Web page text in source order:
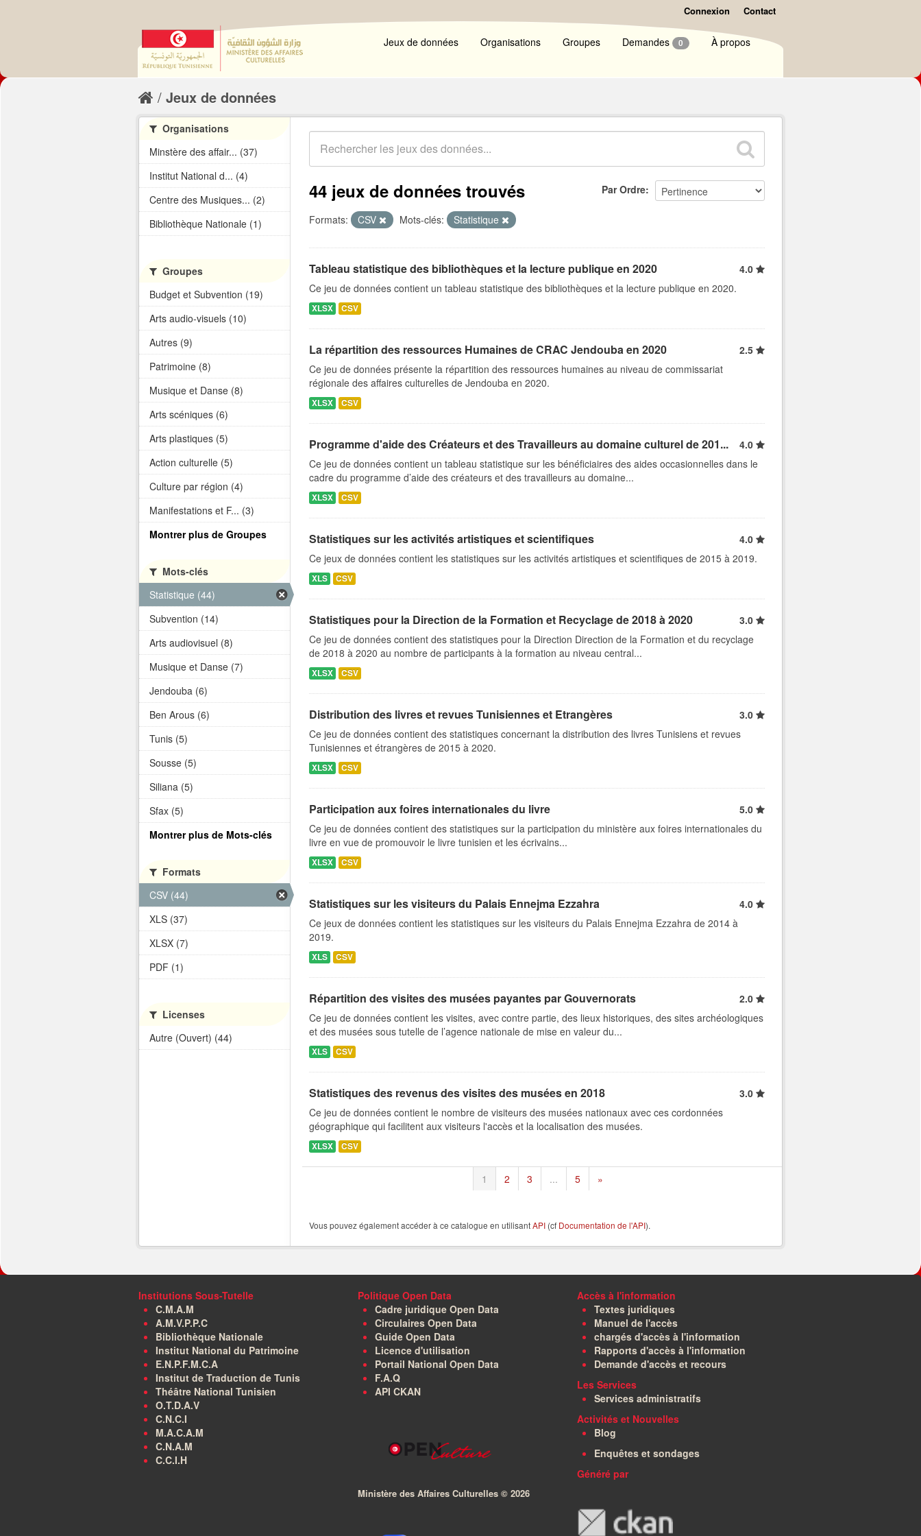
Connexion Contact
Jeux de données Organisations Groupes Demandes 0 À propos
Jeux de données
Par Ordre
44 jeux de données trouvés
Formats: CSV Mots-clés: Statistique
Tableau statistique des bibliothèques et la lecture publique en 2020
4.0
Ce jeu de données contient un tableau statistique des bibliothèques et la lecture publique en 2020.
XLSX CSV
La répartition des ressources Humaines de CRAC Jendouba en 2020
2.5
Ce jeu de données présente la répartition des ressources humaines au niveau de commissariat
régionale des affaires culturelles de Jendouba en 2020.
XLSX CSV
Programme d'aide des Créateurs et des Travailleurs au domaine culturel de 201...
4.0
Ce jeu de données contient un tableau statistique sur les bénéficiaires des aides occasionnelles dans le
cadre du programme d’aide des créateurs et des travailleurs au domaine...
XLSX CSV
Statistiques sur les activités artistiques et scientifiques
4.0
Ce jeux de données contient les statistiques sur les activités artistiques et scientifiques de 2015 à 2019.
XLS CSV
Statistiques pour la Direction de la Formation et Recyclage de 2018 à 2020
3.0
Ce jeu de données contient des statistiques pour la Direction Direction de la Formation et du recyclage
de 2018 à 2020 au nombre de participants à la formation au niveau central...
XLSX CSV
Distribution des livres et revues Tunisiennes et Etrangères
3.0
Ce jeu de données contient des statistiques concernant la distribution des livres Tunisiens et revues
Tunisiennes et étrangères de 2015 à 2020.
XLSX CSV
Participation aux foires internationales du livre
5.0
Ce jeu de données contient des statistiques sur la participation du ministère aux foires internationales du
livre en vue de promouvoir le livre tunisien et les écrivains...
XLSX CSV
Statistiques sur les visiteurs du Palais Ennejma Ezzahra
4.0
Ce jeux de données contient les statistiques sur les visiteurs du Palais Ennejma Ezzahra de 2014 à
2019.
XLS CSV
Répartition des visites des musées payantes par Gouvernorats
2.0
Ce jeu de données contient les visites, avec contre partie, des lieux historiques, des sites archéologiques
et des musées sous tutelle de l’agence nationale de mise en valeur du...
XLS CSV
Statistiques des revenus des visites des musées en 2018
3.0
Ce jeu de données contient le nombre de visiteurs des musées nationaux avec ces cordonnées
géographique qui facilitent aux visiteurs l'accès et la localisation des musées.
XLSX CSV
1 2 3 ... 5 »
Vous pouvez également accéder à ce catalogue en utilisantAPI (cf Documentation de l'API).
Organisations
Minstère des affair... (37)
Institut National d... (4)
Centre des Musiques... (2)
Bibliothèque Nationale (1)
Groupes
Budget et Subvention (19)
Arts audio-visuels (10)
Autres (9)
Patrimoine (8)
Musique et Danse (8)
Arts scéniques (6)
Arts plastiques (5)
Action culturelle (5)
Culture par région (4)
Manifestations et F... (3)
Montrer plus de Groupes
Mots-clés
Statistique (44)
Subvention (14)
Arts audiovisuel (8)
Musique et Danse (7)
Jendouba (6)
Ben Arous (6)
Tunis (5)
Sousse (5)
Siliana (5)
Sfax (5)
Montrer plus de Mots-clés
Formats
CSV (44)
XLS (37)
XLSX (7)
PDF (1)
Licenses
Autre (Ouvert) (44)
Institutions Sous-Tutelle
C.M.A.M
A.M.V.P.P.C
Bibliothèque Nationale
Institut National du Patrimoine
E.N.P.F.M.C.A
Institut de Traduction de Tunis
Théâtre National Tunisien
O.T.D.A.V
C.N.C.I
M.A.C.A.M
C.N.A.M
C.C.I.H
Politique Open Data
Cadre juridique Open Data
Circulaires Open Data
Guide Open Data
Licence d'utilisation
Portail National Open Data
F.A.Q
API CKAN
Ministère des Affaires Culturelles © 2026
Accès à l'information
Textes juridiques
Manuel de l'accès
chargés d'accès à l'information
Rapports d'accès à l'information
Demande d'accès et recours
Les Services
Services administratifs
Activités et Nouvelles
Blog
Enquêtes et sondages
Généré par